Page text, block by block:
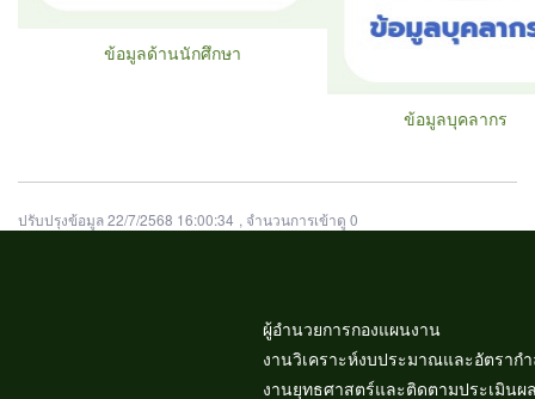
ข้อมูลด้านนักศึกษา
ข้อมูลบุคลากร
ปรับปรุงข้อมูล 22/7/2568 16:00:34 , จำนวนการเข้าดู 0
ผู้อำนวยการกองแผนงาน
งานวิเคราะห์งบประมาณและอัตราก
งานยุทธศาสตร์และติดตามประเมินผ